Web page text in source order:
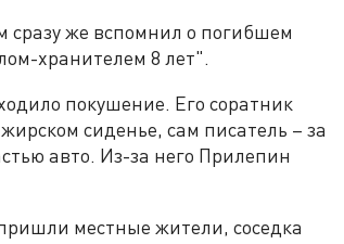
сразу же вспомнил о погибшем
хранителем 8 лет".
покушение. Его соратник
сиденье, сам писатель – за
авто. Из-за него Прилепин
местные жители, соседка